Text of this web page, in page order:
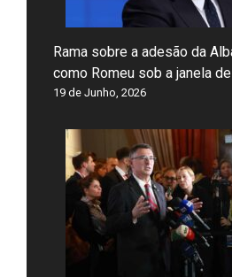
Rama sobre a adesão da
como Romeu sob a janela
19 de Junho, 2026